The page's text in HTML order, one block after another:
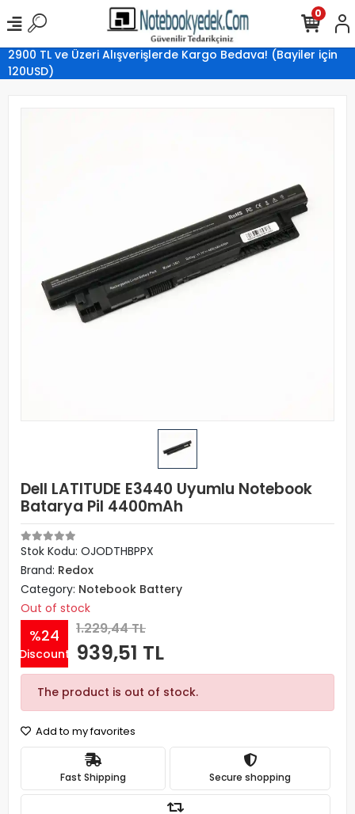
2900 TL ve Üzeri Alışverişlerde Kargo Bedava! (Bayiler için
120USD)
0
Dell LATITUDE E3440 Uyumlu Notebook
Batarya Pil 4400mAh
Stok Kodu: OJODTHBPPX
Brand: Redox
Category: Notebook Battery
Out of stock
%24
Discount
1.229,44 TL
939,51 TL
The product is out of stock.
Add to my favorites
Fast Shipping Secure shopping